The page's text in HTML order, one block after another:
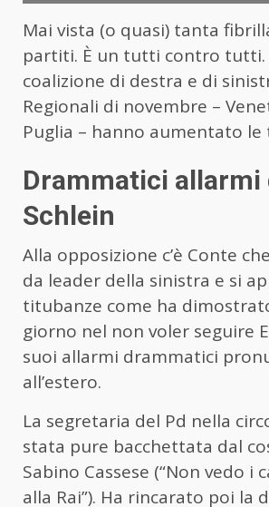
Mai vista (o quasi) tanta
partiti. È un tutti contro tutti.
coalizione di destra e di
Regionali di novembre –
Puglia – hanno aumentato le
Drammatici allarmi
Schlein
Alla opposizione c’è Conte
da leader della sinistra e si
titubanze come ha
giorno nel non voler seguire
suoi allarmi drammatici
all’estero.
La segretaria del Pd nella
stata pure bacchettata dal
Sabino Cassese (“Non vedo i
alla Rai”). Ha rincarato poi la